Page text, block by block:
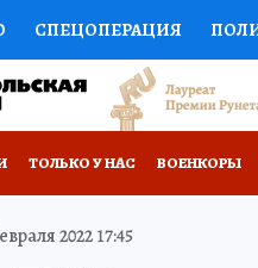
СПЕЦОПЕРАЦИЯ
НАУКА СПОРТ
ТОЛЬКО У НАС ВОЕНКОРЫ
АФИША
2022 17:45